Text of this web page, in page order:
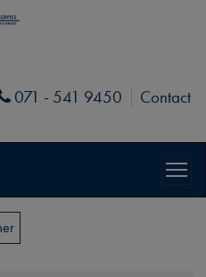
Phone
071 - 541 9450
Contact